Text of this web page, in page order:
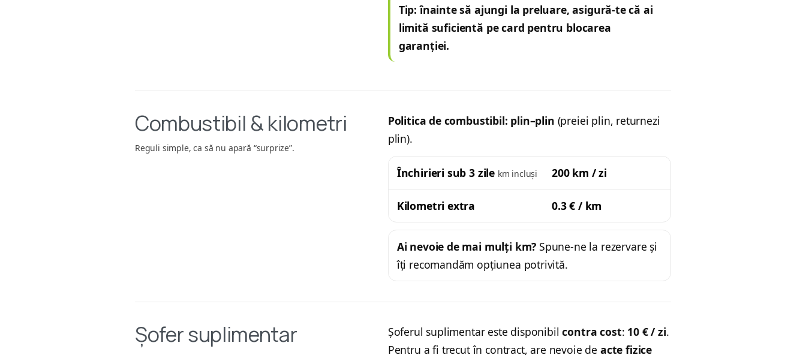
Tip: înainte să ajungi la preluare, asigură-te că ai
limită suficientă pe card pentru blocarea
garanției.
Combustibil & kilometri
Reguli simple, ca să nu apară “surprize”.
Politica de combustibil: plin–plin (preiei plin, returnezi
plin).
Închirieri sub 3 zile km incluși 200 km / zi
Kilometri extra 0.3 € / km
Ai nevoie de mai mulți km? Spune-ne la rezervare și
îți recomandăm opțiunea potrivită.
Șofer suplimentar Șoferul suplimentar este disponibilcontra cost: 10 € / zi.
Pentru a fi trecut în contract, are nevoie de acte fizice